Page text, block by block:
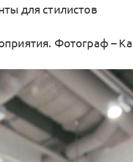
для стилистов
Фотограф –